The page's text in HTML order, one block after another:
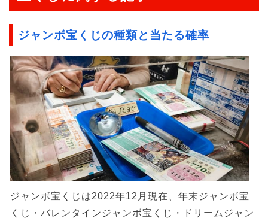
ジャンボ宝くじの種類と当たる確率
ジャンボ宝くじは2022年12月現在、年末ジャンボ宝
くじ・バレンタインジャンボ宝くじ・ドリームジャン